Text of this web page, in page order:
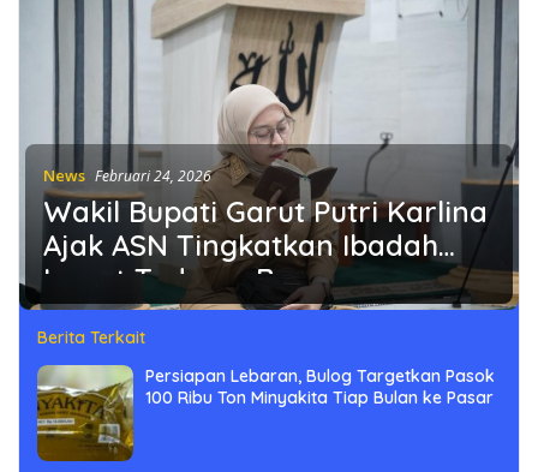
News Februari 24, 2026
Wakil Bupati Garut Putri Karlina
Ajak ASN Tingkatkan Ibadah
Lewat Tadarus Bersama
Berita Terkait
Persiapan Lebaran, Bulog Targetkan Pasok
100 Ribu Ton Minyakita Tiap Bulan ke Pasar